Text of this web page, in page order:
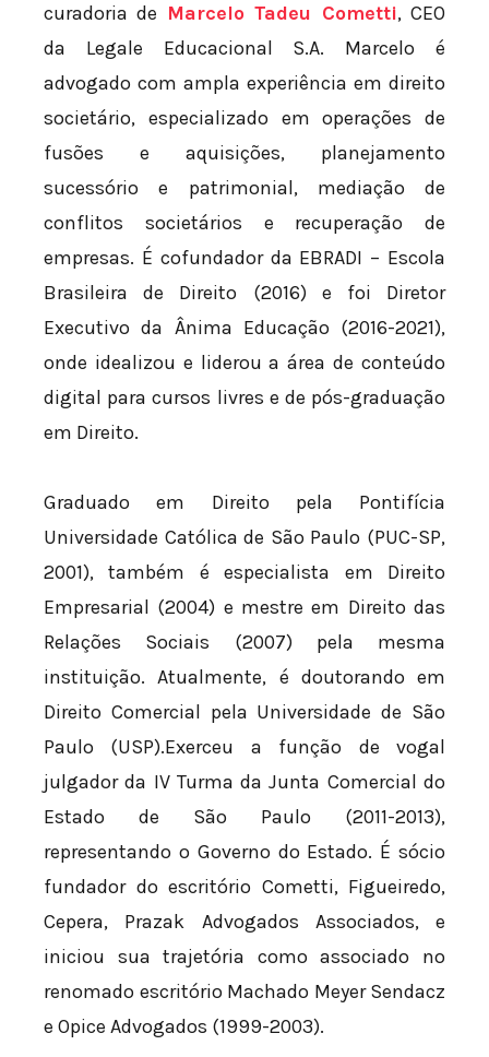
curadoria de Marcelo Tadeu Cometti, CEO
da Legale Educacional S.A. Marcelo é
advogado com ampla experiência em direito
societário, especializado em operações de
fusões e aquisições, planejamento
sucessório e patrimonial, mediação de
conflitos societários e recuperação de
empresas. É cofundador da EBRADI – Escola
Brasileira de Direito (2016) e foi Diretor
Executivo da Ânima Educação (2016-2021),
onde idealizou e liderou a área de conteúdo
digital para cursos livres e de pós-graduação
em Direito.
Graduado em Direito pela Pontifícia
Universidade Católica de São Paulo (PUC-SP,
2001), também é especialista em Direito
Empresarial (2004) e mestre em Direito das
Relações Sociais (2007) pela mesma
instituição. Atualmente, é doutorando em
Direito Comercial pela Universidade de São
Paulo (USP).Exerceu a função de vogal
julgador da IV Turma da Junta Comercial do
Estado de São Paulo (2011-2013),
representando o Governo do Estado. É sócio
fundador do escritório Cometti, Figueiredo,
Cepera, Prazak Advogados Associados, e
iniciou sua trajetória como associado no
renomado escritório Machado Meyer Sendacz
e Opice Advogados (1999-2003).